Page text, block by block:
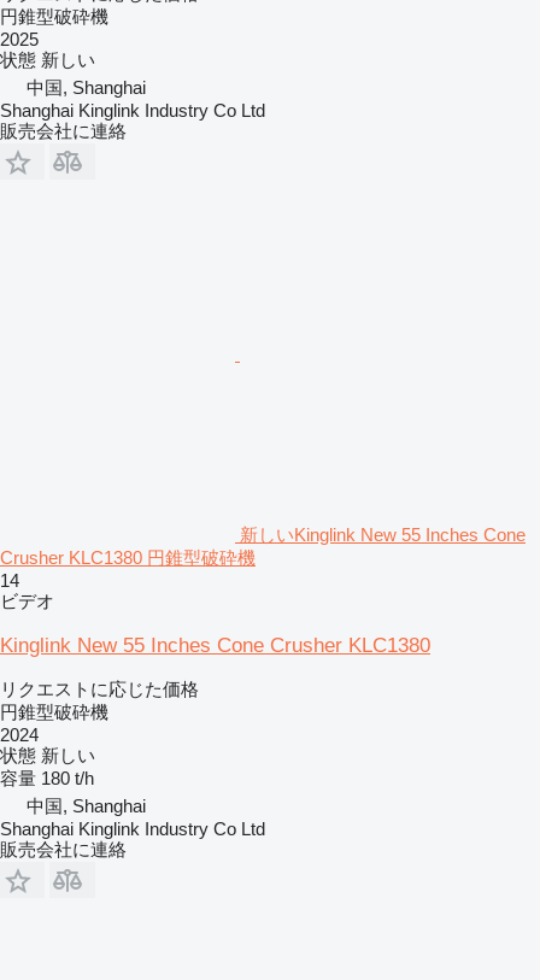
円錐型破砕機
2025
状態 新しい
中国, Shanghai
Shanghai Kinglink Industry Co Ltd
販売会社に連絡
新しいKinglink New 55 Inches Cone
Crusher KLC1380 円錐型破砕機
14
ビデオ
Kinglink New 55 Inches Cone Crusher KLC1380
リクエストに応じた価格
円錐型破砕機
2024
状態 新しい
容量 180 t/h
中国, Shanghai
Shanghai Kinglink Industry Co Ltd
販売会社に連絡